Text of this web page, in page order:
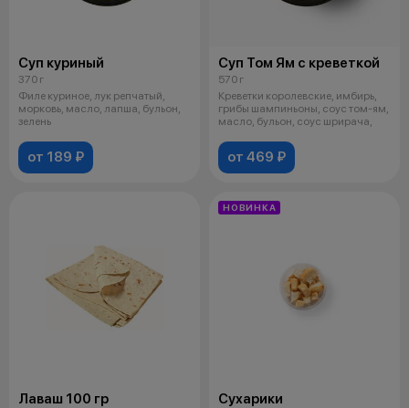
Суп куриный
370 г
Филе куриное, лук репчатый,
морковь, масло, лапша, бульон,
зелень
от 189 ₽
Суп Том Ям с креветкой
570 г
Креветки королевские, имбирь,
грибы шампиньоны, соус том-ям,
масло, бульон, соус шрирача,
от 469 ₽
Лаваш 100 гр
НОВИНКА
Сухарики